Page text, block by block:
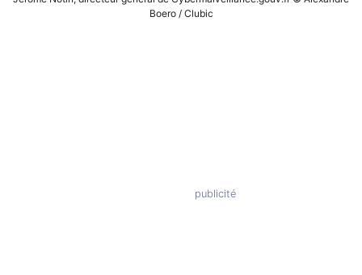
Boero / Clubic